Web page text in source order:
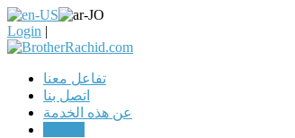
Login |
تفاعل معنا
اتصل بنا
عن هذه الخدمة